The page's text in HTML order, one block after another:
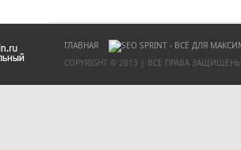
ГЛАВНАЯ
COPYRIGHT © 2013 | ВСЕ ПРАВА